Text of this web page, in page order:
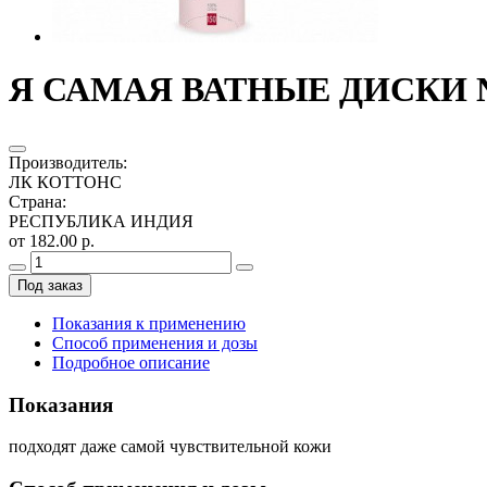
Я САМАЯ ВАТНЫЕ ДИСКИ
Производитель:
ЛК КОТТОНС
Страна:
РЕСПУБЛИКА ИНДИЯ
от 182.00 р.
Под заказ
Показания к применению
Способ применения и дозы
Подробное описание
Показания
подходят даже самой чувствительной кожи